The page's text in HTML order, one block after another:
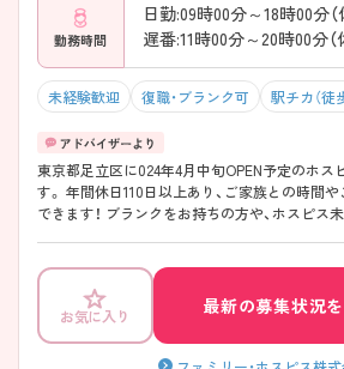
該当件数
件
条件を
勤務時間
日勤:09時00分～18時00分（
遅番:11時00分～20時00分（
未経験歓迎 復職・ブランク可 駅チカ（徒
東京都足立区に024年4月中旬OPEN予定のホス
す。 年間休日110日以上あり、ご家族との時間やご友人との時間も大切に
できます！ ブランクをお持ちの方や、ホスピス未経験者の方も歓迎して
お気に入り 最新の募集状況